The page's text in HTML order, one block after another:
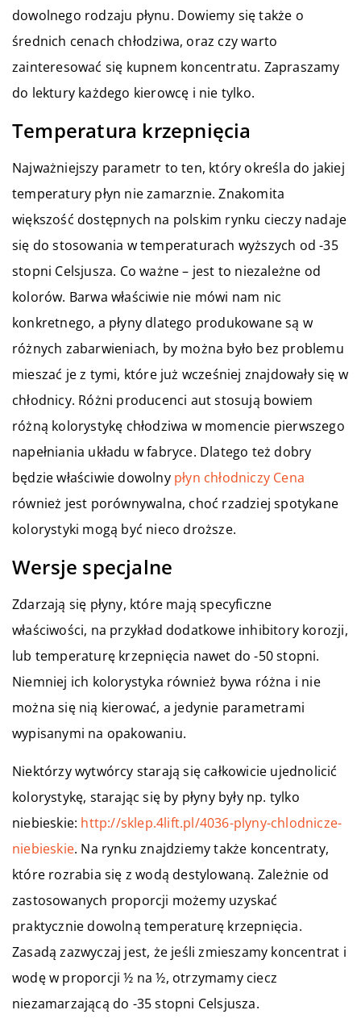
dowolnego rodzaju płynu. Dowiemy się także o
średnich cenach chłodziwa, oraz czy warto
zainteresować się kupnem koncentratu. Zapraszamy
do lektury każdego kierowcę i nie tylko.
Temperatura krzepnięcia
Najważniejszy parametr to ten, który określa do jakiej
temperatury płyn nie zamarznie. Znakomita
większość dostępnych na polskim rynku cieczy nadaje
się do stosowania w temperaturach wyższych od -35
stopni Celsjusza. Co ważne – jest to niezależne od
kolorów. Barwa właściwie nie mówi nam nic
konkretnego, a płyny dlatego produkowane są w
różnych zabarwieniach, by można było bez problemu
mieszać je z tymi, które już wcześniej znajdowały się w
chłodnicy. Różni producenci aut stosują bowiem
różną kolorystykę chłodziwa w momencie pierwszego
napełniania układu w fabryce. Dlatego też dobry
będzie właściwie dowolny płyn chłodniczy Cena
również jest porównywalna, choć rzadziej spotykane
kolorystyki mogą być nieco droższe.
Wersje specjalne
Zdarzają się płyny, które mają specyficzne
właściwości, na przykład dodatkowe inhibitory korozji,
lub temperaturę krzepnięcia nawet do -50 stopni.
Niemniej ich kolorystyka również bywa różna i nie
można się nią kierować, a jedynie parametrami
wypisanymi na opakowaniu.
Niektórzy wytwórcy starają się całkowicie ujednolicić
kolorystykę, starając się by płyny były np. tylko
niebieskie: http://sklep.4lift.pl/4036-plyny-chlodnicze-
niebieskie. Na rynku znajdziemy także koncentraty,
które rozrabia się z wodą destylowaną. Zależnie od
zastosowanych proporcji możemy uzyskać
praktycznie dowolną temperaturę krzepnięcia.
Zasadą zazwyczaj jest, że jeśli zmieszamy koncentrat i
wodę w proporcji ½ na ½, otrzymamy ciecz
niezamarzającą do -35 stopni Celsjusza.